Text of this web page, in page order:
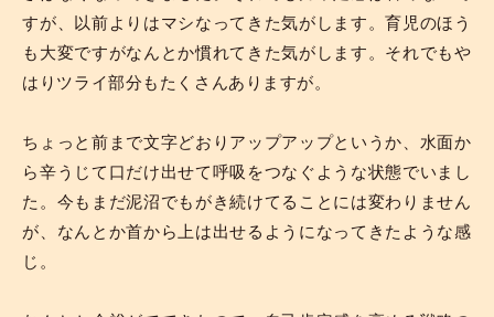
すが、以前よりはマシなってきた気がします。育児のほう
も大変ですがなんとか慣れてきた気がします。それでもや
はりツライ部分もたくさんありますが。
ちょっと前まで文字どおりアップアップというか、水面か
ら辛うじて口だけ出せて呼吸をつなぐような状態でいまし
た。今もまだ泥沼でもがき続けてることには変わりません
が、なんとか首から上は出せるようになってきたような感
じ。